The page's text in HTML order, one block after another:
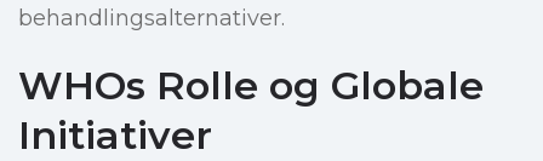
behandlingsalternativer.
WHOs Rolle og Globale
Initiativer